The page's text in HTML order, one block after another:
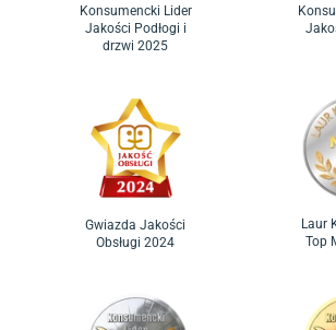
Konsumencki Lider
Jakości Podłogi i
drzwi 2025
Gwiazda Jakości
Obsługi 2024
Laur
Top